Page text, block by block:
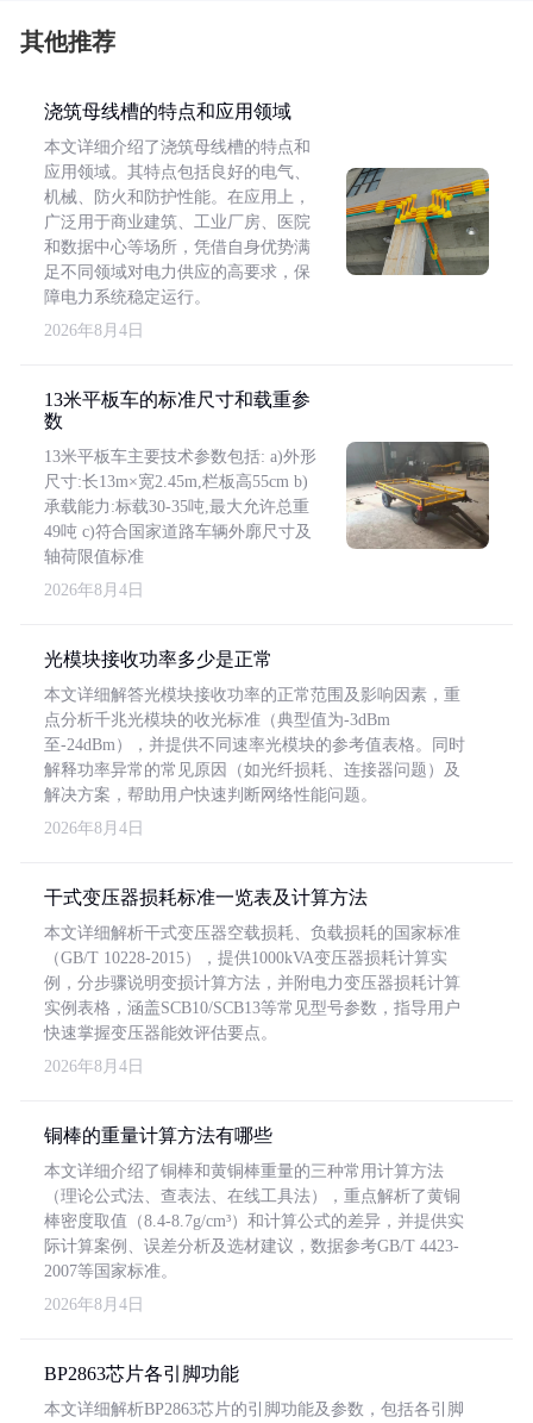
其他推荐
浇筑母线槽的特点和应用领域
本文详细介绍了浇筑母线槽的特点和
应用领域。其特点包括良好的电气、
机械、防火和防护性能。在应用上，
广泛用于商业建筑、工业厂房、医院
和数据中心等场所，凭借自身优势满
足不同领域对电力供应的高要求，保
障电力系统稳定运行。
2026年8月4日
13米平板车的标准尺寸和载重参
数
13米平板车主要技术参数包括: a)外形
尺寸:长13m×宽2.45m,栏板高55cm b)
承载能力:标载30-35吨,最大允许总重
49吨 c)符合国家道路车辆外廓尺寸及
轴荷限值标准
2026年8月4日
光模块接收功率多少是正常
本文详细解答光模块接收功率的正常范围及影响因素，重
点分析千兆光模块的收光标准（典型值为-3dBm
至-24dBm），并提供不同速率光模块的参考值表格。同时
解释功率异常的常见原因（如光纤损耗、连接器问题）及
解决方案，帮助用户快速判断网络性能问题。
2026年8月4日
干式变压器损耗标准一览表及计算方法
本文详细解析干式变压器空载损耗、负载损耗的国家标准
（GB/T 10228-2015），提供1000kVA变压器损耗计算实
例，分步骤说明变损计算方法，并附电力变压器损耗计算
实例表格，涵盖SCB10/SCB13等常见型号参数，指导用户
快速掌握变压器能效评估要点。
2026年8月4日
铜棒的重量计算方法有哪些
本文详细介绍了铜棒和黄铜棒重量的三种常用计算方法
（理论公式法、查表法、在线工具法），重点解析了黄铜
棒密度取值（8.4-8.7g/cm³）和计算公式的差异，并提供实
际计算案例、误差分析及选材建议，数据参考GB/T 4423-
2007等国家标准。
2026年8月4日
BP2863芯片各引脚功能
本文详细解析BP2863芯片的引脚功能及参数，包括各引脚